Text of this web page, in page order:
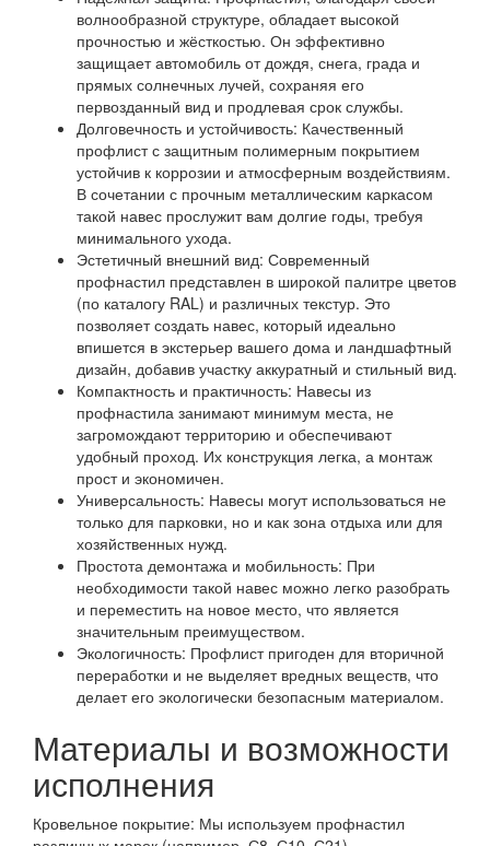
волнообразной структуре, обладает высокой
прочностью и жёсткостью. Он эффективно
защищает автомобиль от дождя, снега, града и
прямых солнечных лучей, сохраняя его
первозданный вид и продлевая срок службы.
Долговечность и устойчивость: Качественный
профлист с защитным полимерным покрытием
устойчив к коррозии и атмосферным воздействиям.
В сочетании с прочным металлическим каркасом
такой навес прослужит вам долгие годы, требуя
минимального ухода.
Эстетичный внешний вид: Современный
профнастил представлен в широкой палитре цветов
(по каталогу RAL) и различных текстур. Это
позволяет создать навес, который идеально
впишется в экстерьер вашего дома и ландшафтный
дизайн, добавив участку аккуратный и стильный вид.
Компактность и практичность: Навесы из
профнастила занимают минимум места, не
загромождают территорию и обеспечивают
удобный проход. Их конструкция легка, а монтаж
прост и экономичен.
Универсальность: Навесы могут использоваться не
только для парковки, но и как зона отдыха или для
хозяйственных нужд.
Простота демонтажа и мобильность: При
необходимости такой навес можно легко разобрать
и переместить на новое место, что является
значительным преимуществом.
Экологичность: Профлист пригоден для вторичной
переработки и не выделяет вредных веществ, что
делает его экологически безопасным материалом.
Материалы и возможности
исполнения
Кровельное покрытие: Мы используем профнастил